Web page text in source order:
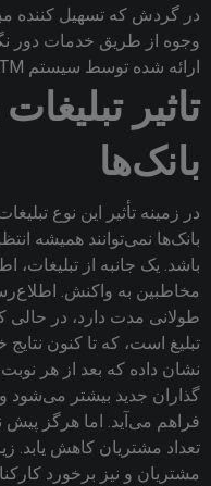
در گردش که تسهیل کننده
وجوه از طریق خدمات دور
ارائه شده توسط سیستم ATM وغیره‌…
تاثیر
بانک‌ها
در زمینه تأثیر این نوع
بانک‌ها نمی‌توانند همیشه
باشد. یک جانبه از
مخاطبین به واکنش.
طولانی مدت دارد، در
تبلیغ است، که تا کنون
نشان داده که بعد از هر
گذاران جدید بیشتر
فراهم ‌می‌آید. اما هرگز پیش
تعداد مشتریان کاهش یابد‌.
مشتریان و نیز برخورد